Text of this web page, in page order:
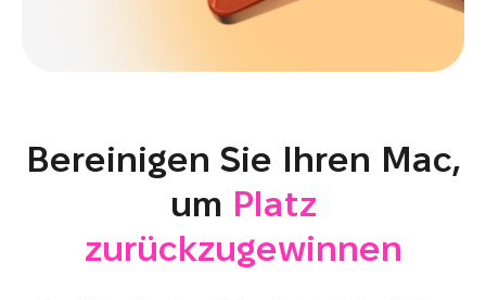
Bereinigen Sie Ihren Mac,
um Platz
zurückzugewinnen